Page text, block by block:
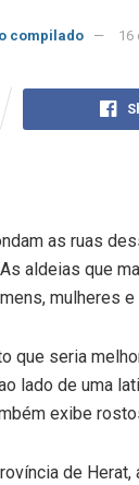
compilado 16
as ruas
aldeias que
mulheres
que seria
lado de uma
exibe
de